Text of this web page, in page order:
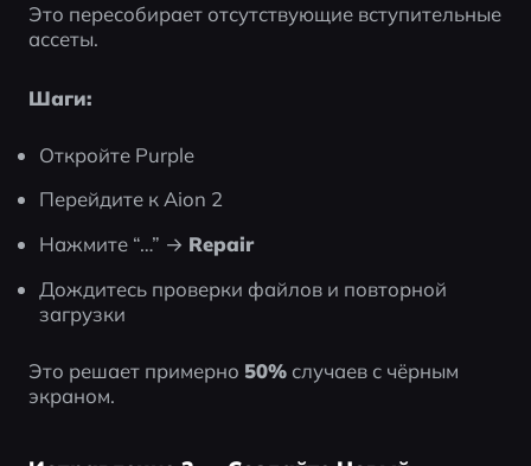
Это пересобирает отсутствующие вступительные
ассеты.
Шаги:
Откройте Purple
Перейдите к Aion 2
Нажмите “…” → Repair
Дождитесь проверки файлов и повторной
загрузки
Это решает примерно 50% случаев с чёрным
экраном.